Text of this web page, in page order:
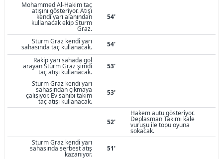
Mohammed Al-Hakim taç
atışını gösteriyor. Atışı
kendi yarı alanından
kullanacak ekip Sturm
Graz.
54'
Sturm Graz kendi yarı
sahasında taç kullanacak.
54'
Rakip yarı sahada gol
arayan Sturm Graz şimdi
taç atışı kullanacak.
53'
Sturm Graz kendi yarı
sahasından çıkmaya
çalışıyor. Ev sahibi takım
taç atışı kullanacak.
53'
52'
Hakem autu gösteriyor.
Deplasman Takımı kale
vuruşu ile topu oyuna
sokacak.
Sturm Graz kendi yarı
sahasında serbest atış
kazanıyor.
51'